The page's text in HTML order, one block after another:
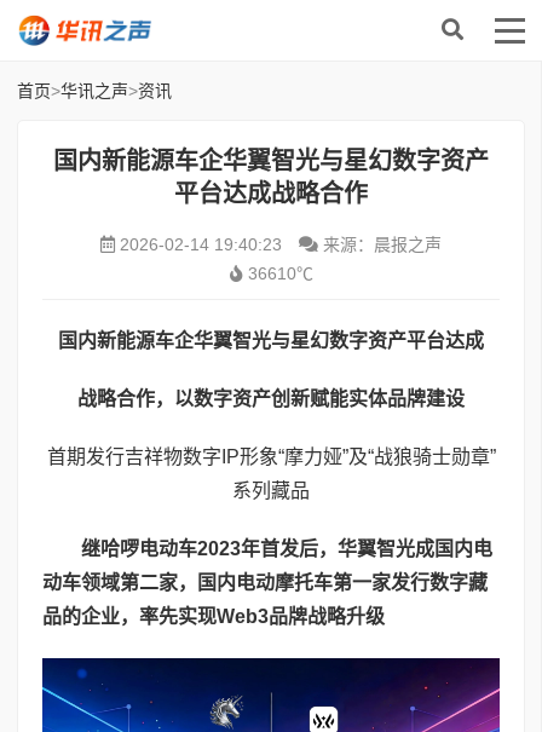
首页>华讯之声>资讯
国内新能源车企华翼智光与星幻数字资产
平台达成战略合作
2026-02-14 19:40:23
来源：晨报之声
36610℃
国内新能源车企华翼智光与星幻数字资产平台达成
战略合作， 以数字资产创新赋能实体品牌建设
首期发行吉祥物数字IP形象“摩力娅”及“战狼骑士勋章”
系列藏品
继哈啰电动车2023年首发后，华翼智光成国内电
动车领域第二家， 国内电动摩托车第一家发行数字藏
品的企业，率先实现Web3品牌战略升级